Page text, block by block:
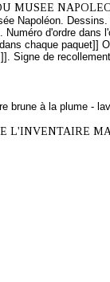
MUSEE
Napoléon.
Numéro d'ordre dans
chaque paquet]]
Signe de
brune à la plume -
L'INVENTAIRE